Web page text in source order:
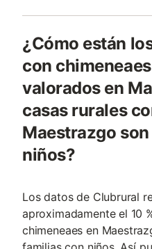
¿Cómo están
con
valorados en
casas rurales
Maestrazgo
niños?
Los datos de Clubrural
aproximadamente el 10
chimeneaes en